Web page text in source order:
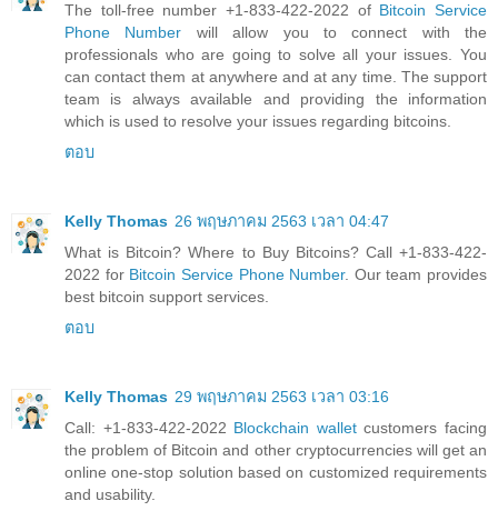
The toll-free number +1-833-422-2022 of Bitcoin Service
Phone Number will allow you to connect with the
professionals who are going to solve all your issues. You
can contact them at anywhere and at any time. The support
team is always available and providing the information
which is used to resolve your issues regarding bitcoins.
ตอบ
Kelly Thomas 26 พฤษภาคม 2563 เวลา 04:47
What is Bitcoin? Where to Buy Bitcoins? Call +1-833-422-
2022 for Bitcoin Service Phone Number. Our team provides
best bitcoin support services.
ตอบ
Kelly Thomas 29 พฤษภาคม 2563 เวลา 03:16
Call: +1-833-422-2022 Blockchain walletcustomers facing
the problem of Bitcoin and other cryptocurrencies will get an
online one-stop solution based on customized requirements
and usability.